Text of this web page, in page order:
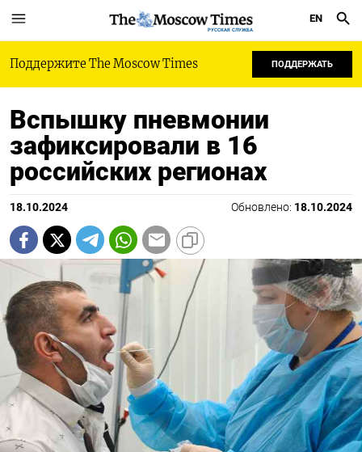
РУССКАЯ СЛУЖБА
EN
Поддержите The Moscow Times ПОДДЕРЖАТЬ
Вспышку пневмонии
зафиксировали в 16
российских регионах
18.10.2024 Обновлено: 18.10.2024